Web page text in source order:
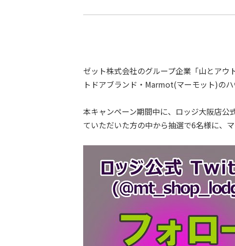
ゼット株式会社のグループ企業「⼭とア
トドアブランド・Marmot(マーモット)の
本キャンペーン期間中に、ロッジ⼤阪店
ていただいた方の中から抽選で6名様に、